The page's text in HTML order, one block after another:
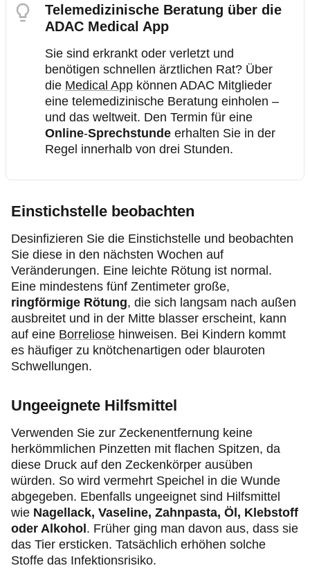
Telemedizinische Beratung über die
ADAC Medical App
Sie sind erkrankt oder verletzt und
benötigen schnellen ärztlichen Rat? Über
die Medical App können ADAC Mitglieder
eine telemedizinische Beratung einholen –
und das weltweit. Den Termin für eine
Online-Sprechstunde erhalten Sie in der
Regel innerhalb von drei Stunden.
Einstichstelle beobachten
Desinfizieren Sie die Einstichstelle und beobachten
Sie diese in den nächsten Wochen auf
Veränderungen. Eine leichte Rötung ist normal.
Eine mindestens fünf Zentimeter große,
ringförmige Rötung, die sich langsam nach außen
ausbreitet und in der Mitte blasser erscheint, kann
auf eine Borreliose hinweisen. Bei Kindern kommt
es häufiger zu knötchenartigen oder blauroten
Schwellungen.
Ungeeignete Hilfsmittel
Verwenden Sie zur Zeckenentfernung keine
herkömmlichen Pinzetten mit flachen Spitzen, da
diese Druck auf den Zeckenkörper ausüben
würden. So wird vermehrt Speichel in die Wunde
abgegeben. Ebenfalls ungeeignet sind Hilfsmittel
wie Nagellack, Vaseline, Zahnpasta, Öl, Klebstoff
oder Alkohol . Früher ging man davon aus, dass sie
das Tier ersticken. Tatsächlich erhöhen solche
Stoffe das Infektionsrisiko.